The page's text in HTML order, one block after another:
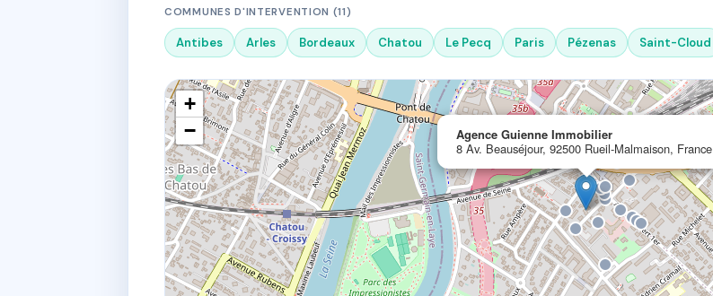
COMMUNES D'INTERVENTION (11)
Antibes Arles Bordeaux Chatou Le Pecq Paris Pézenas Saint-Cloud
Agence Guienne Immobilier
8 Av. Beauséjour, 92500 Rueil-Malmaison, France
+
−